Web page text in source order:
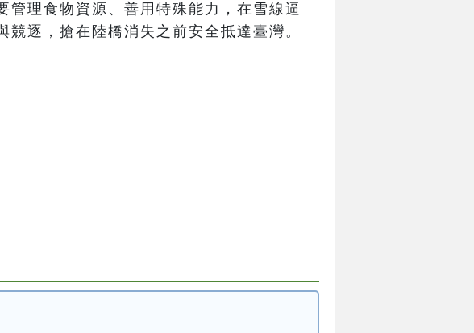
管理食物資源、善用特殊能力，在雪線逼
競逐，搶在陸橋消失之前安全抵達臺灣。